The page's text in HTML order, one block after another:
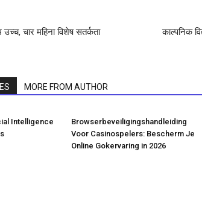
चार महिना विशेष सतर्कता
काल्पनिक
MORE FROM AUTHOR
Intelligence
Browserbeveiligingshandleiding
Voor Casinospelers: Bescherm Je
Online Gokervaring in 2026